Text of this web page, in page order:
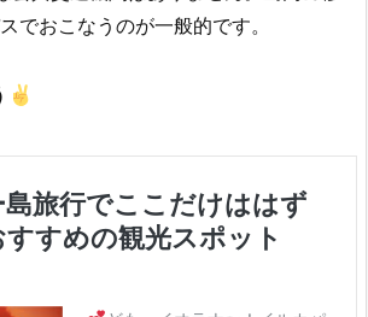
でおこなうのが一般的です。